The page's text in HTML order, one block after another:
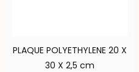
PLAQUE POLYETHYLENE 20 X
30 X 2,5 cm